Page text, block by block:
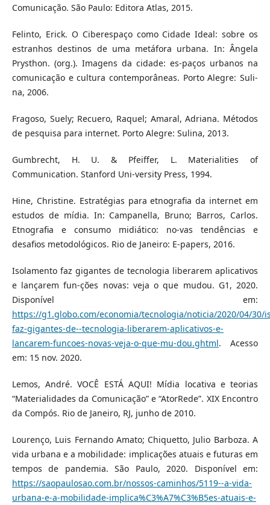
Comunicação. São Paulo: Editora Atlas, 2015.
Felinto, Erick. O Ciberespaço como Cidade Ideal: sobre os
estranhos destinos de uma metáfora urbana. In: Ângela
Prysthon. (org.). Imagens da cidade: es-paços urbanos na
comunicação e cultura contemporâneas. Porto Alegre: Suli-
na, 2006.
Fragoso, Suely; Recuero, Raquel; Amaral, Adriana. Métodos
de pesquisa para internet. Porto Alegre: Sulina, 2013.
Gumbrecht, H. U. & Pfeiffer, L. Materialities of
Communication. Stanford Uni-versity Press, 1994.
Hine, Christine. Estratégias para etnografia da internet em
estudos de mídia. In: Campanella, Bruno; Barros, Carlos.
Etnografia e consumo midiático: no-vas tendências e
desafios metodológicos. Rio de Janeiro: E-papers, 2016.
Isolamento faz gigantes de tecnologia liberarem aplicativos
e lançarem fun-ções novas: veja o que mudou. G1, 2020.
Disponível em:
https://g1.globo.com/economia/tecnologia/noticia/2020/04/30/
faz-gigantes-de--tecnologia-liberarem-aplicativos-e-
lancarem-funcoes-novas-veja-o-que-mu-dou.ghtml. Acesso
em: 15 nov. 2020.
Lemos, André. VOCÊ ESTÁ AQUI! Mídia locativa e teorias
“Materialidades da Comunicação” e “AtorRede”. XIX Encontro
da Compós. Rio de Janeiro, RJ, junho de 2010.
Lourenço, Luis Fernando Amato; Chiquetto, Julio Barboza. A
vida urbana e a mobilidade: implicações atuais e futuras em
tempos de pandemia. São Paulo, 2020. Disponível em:
https://saopaulosao.com.br/nossos-caminhos/5119--a-vida-
urbana-e-a-mobilidade-implica%C3%A7%C3%B5es-atuais-e-